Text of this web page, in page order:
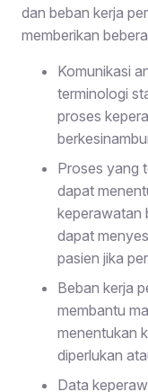
dan beban kerja
memberikan
Komunikasi
terminologi
proses
Proses yang
dapat
keperawatan
dapat
pasien jika
Beban kerja
membantu
menentukan
diperlukan
Data